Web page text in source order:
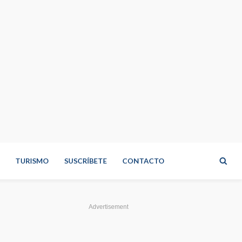
TURISMO SUSCRÍBETE CONTACTO
Advertisement